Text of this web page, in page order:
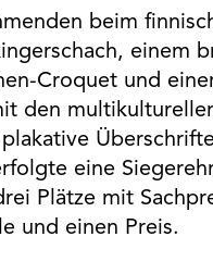
beim
einem
Croquet und
den
eine
Plätze mit
und einen Preis.